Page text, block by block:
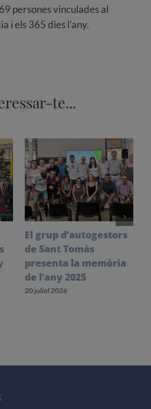
persones vinculades al
i els 365 dies l’any.
te...
El grup d’autogestors
de Sant Tomàs
presenta la memòria
de l’any 2025
20 juliol 2026